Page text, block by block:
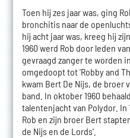
Toen hij zes jaar was, ging
bronchitis naar de
hij acht jaar was, kreeg hij
1960 werd Rob door leden
gevraagd zanger te worden
omgedoopt tot 'Robby and
kwam Bert De Nijs, de broer
band. In oktober 1960
talentenjacht van Polydor.
Rob en zijn broer Bert
de Nijs en de Lords'.